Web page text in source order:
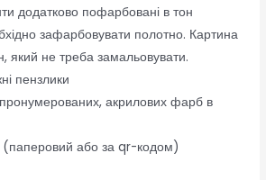
додатково пофарбовані в тон
зафарбовувати полотно. Картина
який не треба замальовувати.
пензлики
акрилових фарб в
(паперовий або за qr-кодом)